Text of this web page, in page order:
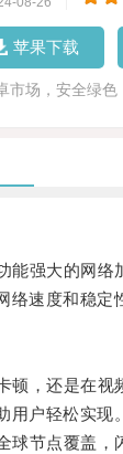
苹果下载
市场，安全绿色
强大的网络
络速度和稳定
，还是在视
用户轻松实现。
节点覆盖，